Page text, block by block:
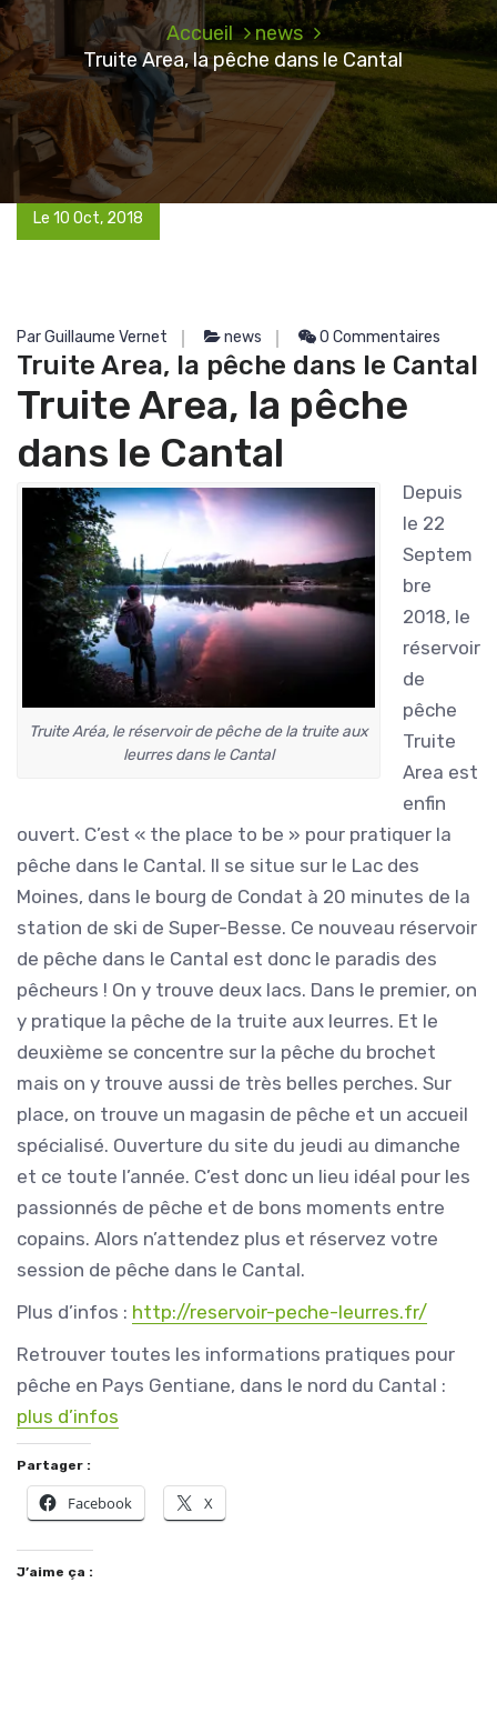
Accueil
news
Truite Area, la pêche dans le Cantal
Le 10 Oct, 2018
Par Guillaume Vernet news 0 Commentaires
Truite Area, la pêche dans le Cantal
Truite Area, la pêche
dans le Cantal
Truite Aréa, le réservoir de pêche de la truite aux
leurres dans le Cantal
Depuis
le 22
Septem
bre
2018, le
réservoir
de
pêche
Truite
Area est
enfin
ouvert. C’est « the place to be » pour pratiquer la
pêche dans le Cantal. Il se situe sur le Lac des
Moines, dans le bourg de Condat à 20 minutes de la
station de ski de Super-Besse. Ce nouveau réservoir
de pêche dans le Cantal est donc le paradis des
pêcheurs ! On y trouve deux lacs. Dans le premier, on
y pratique la pêche de la truite aux leurres. Et le
deuxième se concentre sur la pêche du brochet
mais on y trouve aussi de très belles perches. Sur
place, on trouve un magasin de pêche et un accueil
spécialisé. Ouverture du site du jeudi au dimanche
et ce toute l’année. C’est donc un lieu idéal pour les
passionnés de pêche et de bons moments entre
copains. Alors n’attendez plus et réservez votre
session de pêche dans le Cantal.
Plus d’infos : http://reservoir-peche-leurres.fr/
Retrouver toutes les informations pratiques pour
pêche en Pays Gentiane, dans le nord du Cantal :
plus d’infos
Partager :
Facebook X
J’aime ça :